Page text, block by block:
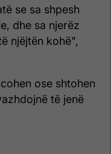
se sa shpesh
dhe sa njerëz
njëjtën kohë",
ose shtohen
të jenë